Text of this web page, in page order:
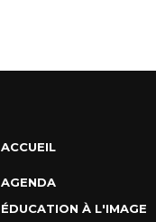
ACCUEIL
AGENDA
ÉDUCATION À L'IMAGE